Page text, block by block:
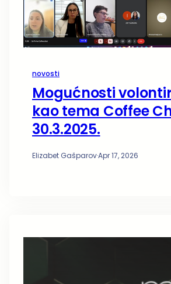
novosti
Mogućnosti
kao tema Coffee
30.3.2025.
Elizabet Gašparov·Apr 17, 2026